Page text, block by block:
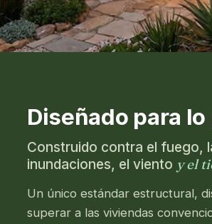
Diseñado para
Construido contra el fuego,
inundaciones, el viento y el
Un único estándar estructural,
superar a las viviendas